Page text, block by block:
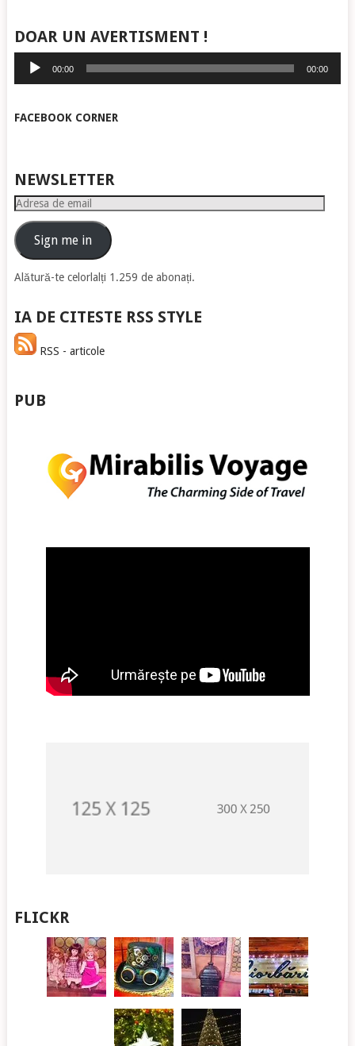
DOAR UN AVERTISMENT !
Player
audio
00:00 00:00
FACEBOOK CORNER
NEWSLETTER
Adresa
emailSign me in
Alătură-te celorlalți 1.259 de abonați.
IA DE CITESTE RSS STYLE
RSS - articole
PUB
FLICKR